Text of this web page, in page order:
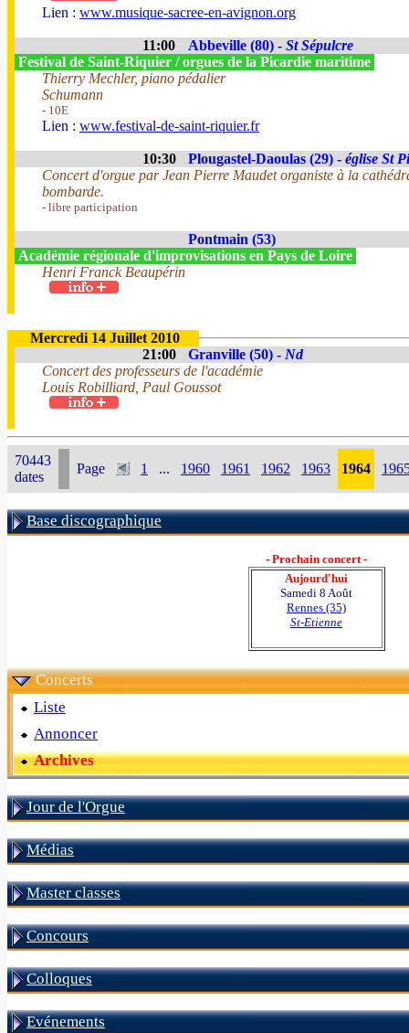
Lien : www.musique-sacree-en-avignon.org
11:00 Abbeville (80) - St Sépulcre
Festival de Saint-Riquier / orgues de la Picardie maritime
Thierry Mechler, piano pédalier
Schumann
- 10E
Lien : www.festival-de-saint-riquier.fr
10:30 Plougastel-Daoulas (29) - église St
Concert d'orgue par Jean Pierre Maudet organiste à la
bombarde.
- libre participation
Pontmain (53)
Académie régionale d'improvisations en Pays de Loire
Henri Franck Beaupérin
Mercredi 14 Juillet 2010
21:00
Granville (50) - Nd
Concert des professeurs de l'académie
Louis Robilliard, Paul Goussot
70443
dates
Page 1 ... 1960 1961 1962 1963 1964
Base discographique
- Prochain concert -
Aujourd'hui
Samedi 8 Août
Rennes (35)
St-Etienne
Concerts
Liste
Annoncer
Archives
Jour de l'Orgue
Médias
Master classes
Concours
Colloques
Evénements